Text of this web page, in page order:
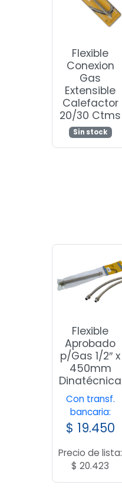
Flexible
Conexion
Gas
Extensible
Calefactor
20/30 Ctms
Sin stock
Flexible
Aprobado
p/Gas 1/2″ x
450mm
Dinatécnica
Con transf.
bancaria:
$ 19.450
Precio de lista:
$ 20.423